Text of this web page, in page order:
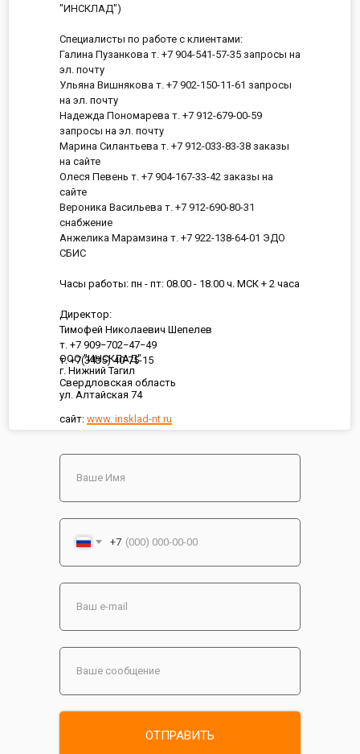
ООО "ИНСКЛАД"
г. Нижний Тагил
Свердловская область
ул. Алтайская 74
сайт: www. insklad-nt.ru
"ИНСКЛАД")
Специалисты по работе с клиентами:
Галина Пузанкова т. +7 904-541-57-35 запросы на
эл. почту
Ульяна Вишнякова т. +7 902-150-11-61 запросы
на эл. почту
Надежда Пономарева т. +7 912-679-00-59
запросы на эл. почту
Марина Силантьева т. +7 912-033-83-38 заказы
на сайте
Олеся Певень т. +7 904-167-33-42 заказы на
сайте
Вероника Васильева т. +7 912-690-80-31
снабжение
Анжелика Марамзина т. +7 922-138-64-01 ЭДО
СБИС
Часы работы: пн - пт: 08.00 - 18.00 ч. МСК + 2 часа
Директор:
Тимофей Николаевич Шепелев
т. +7 909−702−47−49
т. +7(3435) 40-75-15
+7
ОТПРАВИТЬ